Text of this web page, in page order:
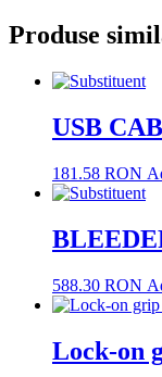
Produse
USB
181.58 RON
588.30 RON
Lock-on